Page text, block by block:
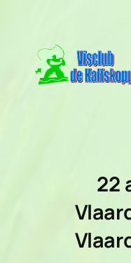
inhoud
22